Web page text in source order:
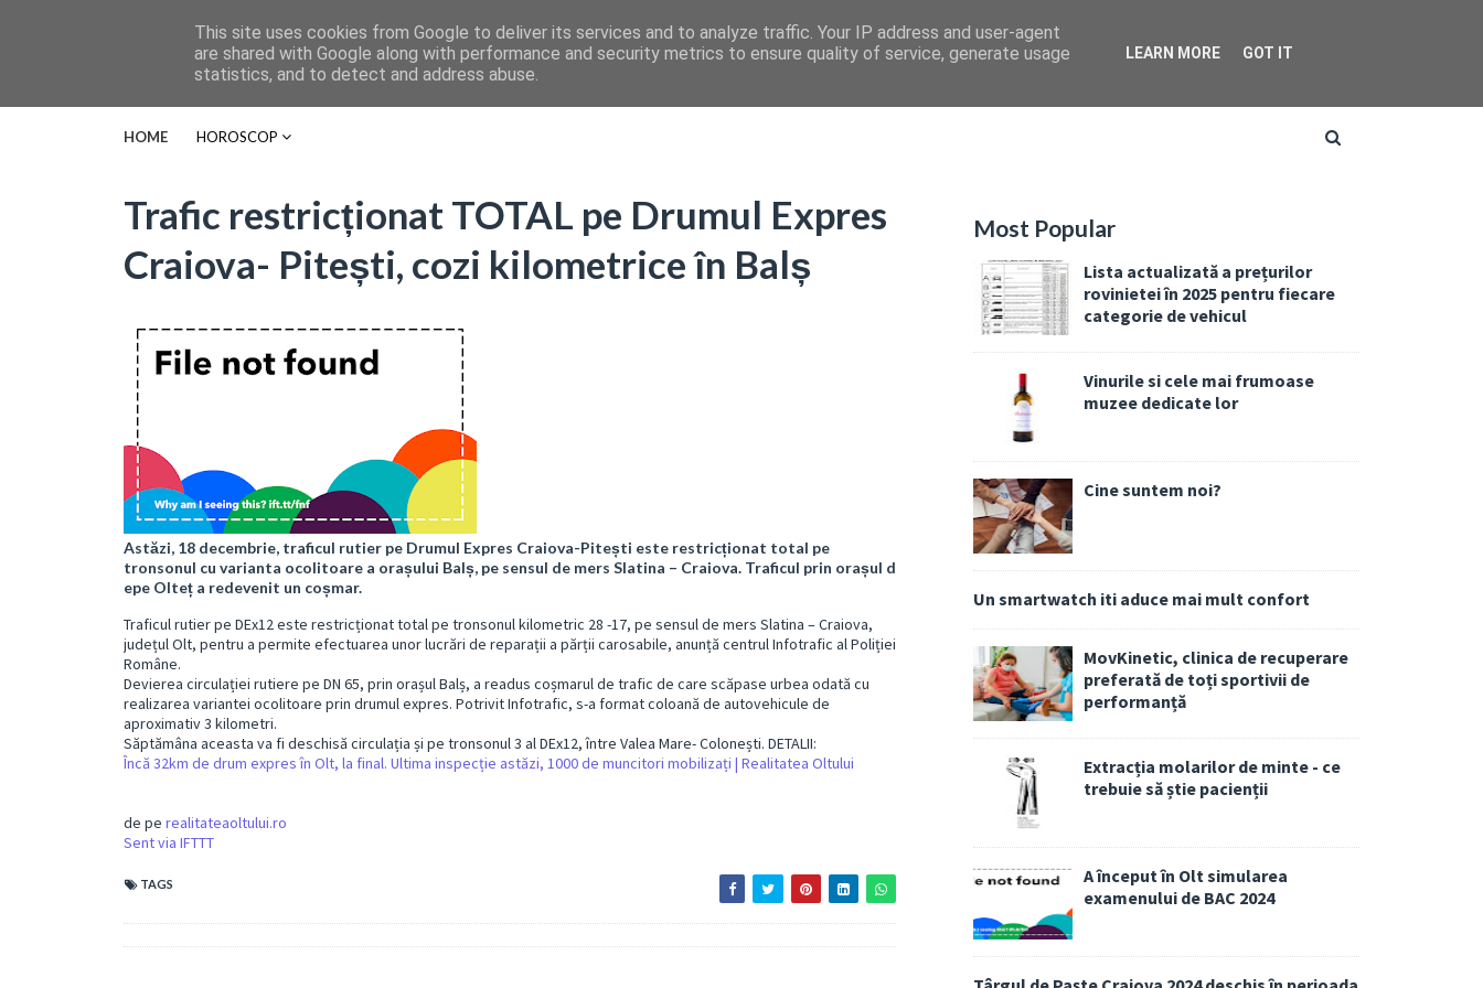
HOME HOROSCOP
Trafic restricționat TOTAL pe Drumul Expres
Craiova- Pitești, cozi kilometrice în Balș
Astăzi, 18 decembrie, traficul rutier pe Drumul Expres Craiova-Pitești este restricționat total pe
tronsonul cu varianta ocolitoare a orașului Balș, pe sensul de mers Slatina – Craiova. Traficul prin orașul d
epe Olteț a redevenit un coșmar.
Traficul rutier pe DEx12 este restricționat total pe tronsonul kilometric 28 -17, pe sensul de mers Slatina – Craiova,
județul Olt, pentru a permite efectuarea unor lucrări de reparații a părții carosabile, anunță centrul Infotrafic al Poliției
Române.
Devierea circulației rutiere pe DN 65, prin orașul Balș, a readus coșmarul de trafic de care scăpase urbea odată cu
realizarea variantei ocolitoare prin drumul expres. Potrivit Infotrafic, s-a format coloană de autovehicule de
aproximativ 3 kilometri.
Săptămâna aceasta va fi deschisă circulația și pe tronsonul 3 al DEx12, între Valea Mare- Colonești. DETALII:
Încă 32km de drum expres în Olt, la final. Ultima inspecție astăzi, 1000 de muncitori mobilizați | Realitatea Oltului
de pe realitateaoltului.ro
Sent via IFTTT
TAGS
Most Popular
Lista actualizată a prețurilor
rovinietei în 2025 pentru fiecare
categorie de vehicul
Vinurile si cele mai frumoase
muzee dedicate lor
Cine suntem noi?
Un smartwatch iti aduce mai mult confort
MovKinetic, clinica de recuperare
preferată de toți sportivii de
performanță
Extracția molarilor de minte - ce
trebuie să știe pacienții
A început în Olt simularea
examenului de BAC 2024
This site uses cookies from Google to deliver its services and to analyze traffic. Your IP address and user-agent
are shared with Google along with performance and security metrics to ensure quality of service, generate usage
statistics, and to detect and address abuse.
LEARN MORE GOT IT